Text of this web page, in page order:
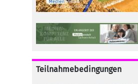
Teilnahmebedingungen